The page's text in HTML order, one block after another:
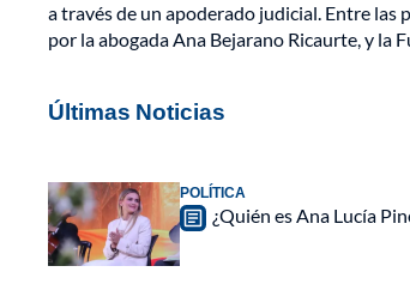
a través de un apoderado judicial. Entre
por la abogada Ana Bejarano Ricaurte, y la
Últimas Noticias
POLÍTICA
¿Quién es Ana Lucía